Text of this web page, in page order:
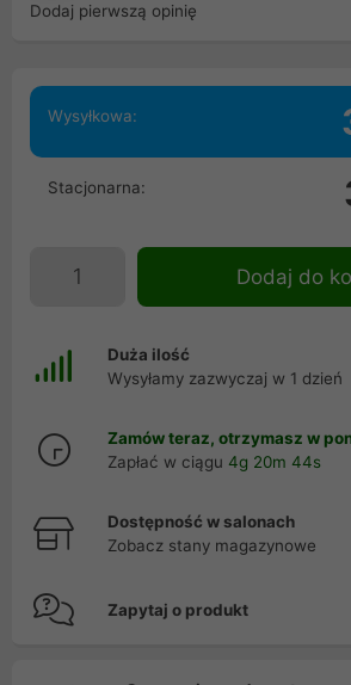
Dodaj pierwszą opinię
Wysyłkowa:
Stacjonarna:
Dodaj do
Duża ilość
Wysyłamy zazwyczaj w 1 dzień
Zamów teraz, otrzymasz w
Zapłać w ciągu 4g 20m 44s
Dostępność w salonach
Zobacz stany magazynowe
Zapytaj o produkt